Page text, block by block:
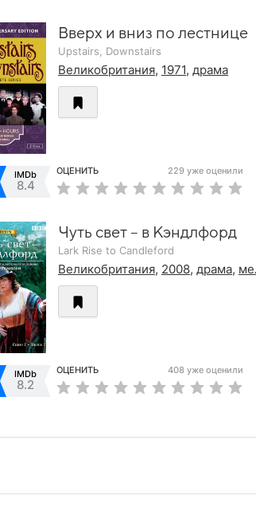
Вверх и вниз по лестнице
Upstairs, Downstairs
Великобритания, 1971, драма
IMDb
8.4
ОЦЕНИТЬ 229 уже оценили
Чуть свет – в Кэндлфорд
Lark Rise to Candleford
Великобритания, 2008, драма,
IMDb
8.2
ОЦЕНИТЬ 408 уже оценили